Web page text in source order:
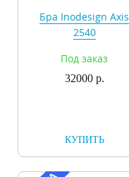
Бра Inodesign Axis
2540
Под заказ
32000 р.
КУПИТЬ